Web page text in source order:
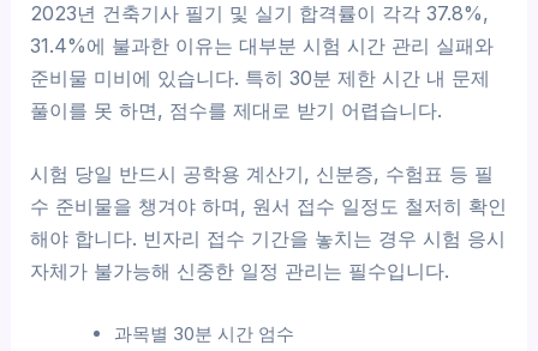
2023년 건축기사 필기 및 실기 합격률이 각각 37.8%,
31.4%에 불과한 이유는 대부분 시험 시간 관리 실패와
준비물 미비에 있습니다. 특히 30분 제한 시간 내 문제
풀이를 못 하면, 점수를 제대로 받기 어렵습니다.
시험 당일 반드시 공학용 계산기, 신분증, 수험표 등 필
수 준비물을 챙겨야 하며, 원서 접수 일정도 철저히 확인
해야 합니다. 빈자리 접수 기간을 놓치는 경우 시험 응시
자체가 불가능해 신중한 일정 관리는 필수입니다.
과목별 30분 시간 엄수